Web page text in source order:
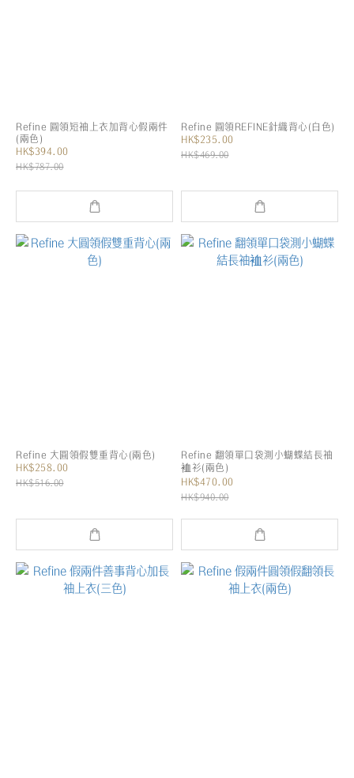
Refine 圓領短袖上衣加背心假兩件
(兩色)
HK$394.00
HK$787.00
Refine 圓領REFINE針織背心(白色)
HK$235.00
HK$469.00
Refine 大圓領假雙重背心(兩色)
HK$258.00
HK$516.00
Refine 翻領單口袋測小蝴蝶結長袖
裇衫(兩色)
HK$470.00
HK$940.00